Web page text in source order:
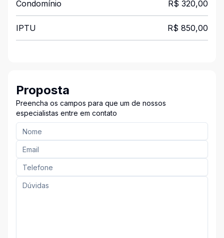
Condomínio R$ 320,00
IPTU R$ 850,00
Proposta
Preencha os campos para que um de nossos
especialistas entre em contato